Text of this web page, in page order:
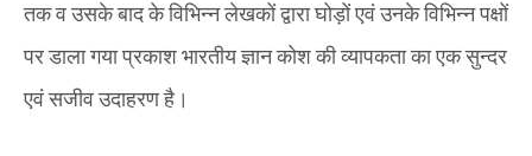
तक व उसके बाद के विभिन्न लेखकों द्वारा घोड़ों एवं उनके विभिन्न पक्षों
पर डाला गया प्रकाश भारतीय ज्ञान कोश की व्यापकता का एक सुन्दर
एवं सजीव उदाहरण है।